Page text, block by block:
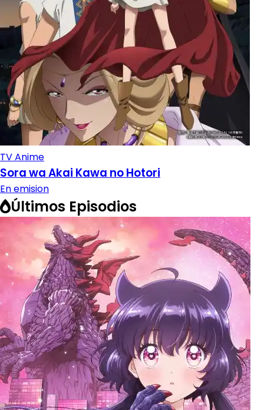
TV Anime
Sora wa Akai Kawa no Hotori
En emision
Últimos Episodios